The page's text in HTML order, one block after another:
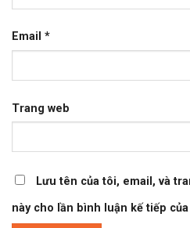
Email *
Trang web
Lưu tên của tôi, email, và
này cho lần bình luận kế tiếp